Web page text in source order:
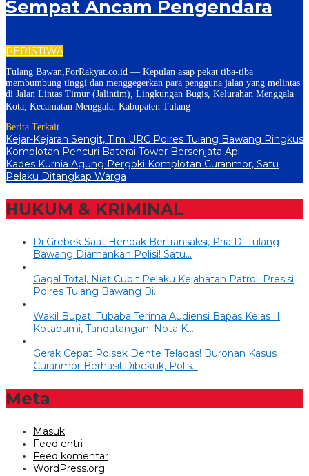
Sempat Ancam Pengendara
PERISTIWA
Tulang Bawan,ForRakyat.co.id — Kepulan asap pekat tiba-tiba
membumbung tinggi dan menggegerkan para pengguna jalan yang melintas
di Jalan Lintas Timur (Jalintim), Lingkungan Bugis, Kelurahan Menggala
Kota, Kecamatan Menggala, Kabupaten Tulang
Berita Terkait
Kejar-Kejaran Sengit, Tim URC Polres Tulang Bawang Ringkus
Komplotan Pencuri Baterai Tower Bersenjata Api
Kades Kurnia Agung Pergoki Komplotan Curanmor, Satu
Pelaku Ditangkap Warga
HUKUM & KRIMINAL
Di Grebek Saat Hendak Bertransaksi, Pria Di Tulang
Bawang Diamankan Polisi! Satu…
Gagal Total, Niat Cubit Pelaku Kejahatan Patroli Presisi
Polres Tulang Bawang Bi…
Wakil Bupati Tubaba Terima Audiensi Bapas Kelas II
Kotabumi, Tandatangani Nota K…
Gerak Cepat Polsek Dente Teladas! Buronan Kasus
Curanmor Berhasil Dibekuk, Polis…
Meta
Masuk
Feed entri
Feed komentar
WordPress.org